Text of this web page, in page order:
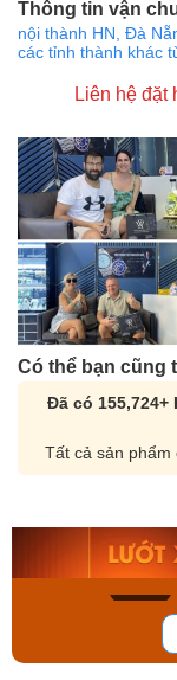
Thông tin vận
nội thành HN, Đà
các tỉnh thành khác
Liên hệ đặt
Có thể bạn cũng
Đã có 155,724+
Tất cả sản phẩm
Orient
Mua